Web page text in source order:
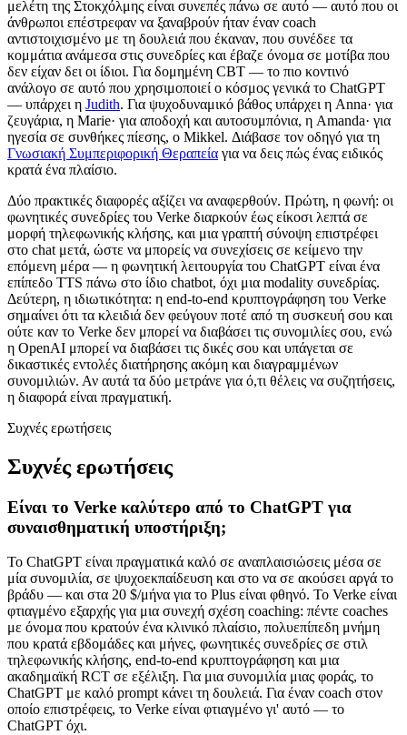
μελέτη της Στοκχόλμης είναι συνεπές πάνω σε αυτό — αυτό που οι
άνθρωποι επέστρεφαν να ξαναβρούν ήταν έναν coach
αντιστοιχισμένο με τη δουλειά που έκαναν, που συνέδεε τα
κομμάτια ανάμεσα στις συνεδρίες και έβαζε όνομα σε μοτίβα που
δεν είχαν δει οι ίδιοι. Για δομημένη CBT — το πιο κοντινό
ανάλογο σε αυτό που χρησιμοποιεί ο κόσμος γενικά το ChatGPT
— υπάρχει η Judith. Για ψυχοδυναμικό βάθος υπάρχει η Anna· για
ζευγάρια, η Marie· για αποδοχή και αυτοσυμπόνια, η Amanda· για
ηγεσία σε συνθήκες πίεσης, ο Mikkel. Διάβασε τον οδηγό για τη
Γνωσιακή Συμπεριφορική Θεραπεία για να δεις πώς ένας ειδικός
κρατά ένα πλαίσιο.
Δύο πρακτικές διαφορές αξίζει να αναφερθούν. Πρώτη, η φωνή: οι
φωνητικές συνεδρίες του Verke διαρκούν έως είκοσι λεπτά σε
μορφή τηλεφωνικής κλήσης, και μια γραπτή σύνοψη επιστρέφει
στο chat μετά, ώστε να μπορείς να συνεχίσεις σε κείμενο την
επόμενη μέρα — η φωνητική λειτουργία του ChatGPT είναι ένα
επίπεδο TTS πάνω στο ίδιο chatbot, όχι μια modality συνεδρίας.
Δεύτερη, η ιδιωτικότητα: η end-to-end κρυπτογράφηση του Verke
σημαίνει ότι τα κλειδιά δεν φεύγουν ποτέ από τη συσκευή σου και
ούτε καν το Verke δεν μπορεί να διαβάσει τις συνομιλίες σου, ενώ
η OpenAI μπορεί να διαβάσει τις δικές σου και υπάγεται σε
δικαστικές εντολές διατήρησης ακόμη και διαγραμμένων
συνομιλιών. Αν αυτά τα δύο μετράνε για ό,τι θέλεις να συζητήσεις,
η διαφορά είναι πραγματική.
Συχνές ερωτήσεις
Συχνές ερωτήσεις
Είναι το Verke καλύτερο από το ChatGPT για
συναισθηματική υποστήριξη;
Το ChatGPT είναι πραγματικά καλό σε αναπλαισιώσεις μέσα σε
μία συνομιλία, σε ψυχοεκπαίδευση και στο να σε ακούσει αργά το
βράδυ — και στα 20 $/μήνα για το Plus είναι φθηνό. Το Verke είναι
φτιαγμένο εξαρχής για μια συνεχή σχέση coaching: πέντε coaches
με όνομα που κρατούν ένα κλινικό πλαίσιο, πολυεπίπεδη μνήμη
που κρατά εβδομάδες και μήνες, φωνητικές συνεδρίες σε στιλ
τηλεφωνικής κλήσης, end-to-end κρυπτογράφηση και μια
ακαδημαϊκή RCT σε εξέλιξη. Για μια συνομιλία μιας φοράς, το
ChatGPT με καλό prompt κάνει τη δουλειά. Για έναν coach στον
οποίο επιστρέφεις, το Verke είναι φτιαγμένο γι' αυτό — το
ChatGPT όχι.